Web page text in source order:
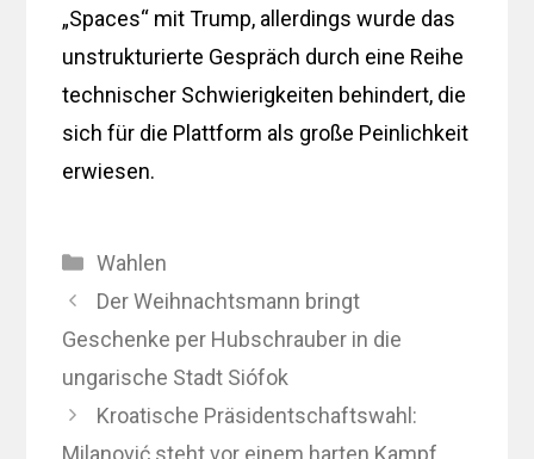
„Spaces“ mit Trump, allerdings wurde das
unstrukturierte Gespräch durch eine Reihe
technischer Schwierigkeiten behindert, die
sich für die Plattform als große Peinlichkeit
erwiesen.
Kategorien
Wahlen
Der Weihnachtsmann bringt
Geschenke per Hubschrauber in die
ungarische Stadt Siófok
Kroatische Präsidentschaftswahl:
Milanović steht vor einem harten Kampf